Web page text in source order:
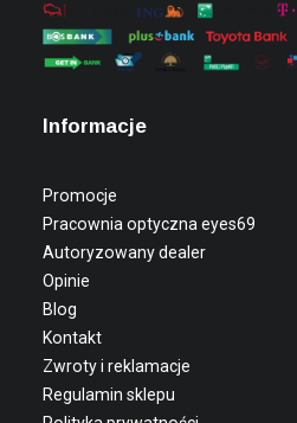
Informacje
Promocje
Pracownia optyczna eyes69
Autoryzowany dealer
Opinie
Blog
Kontakt
Zwroty i reklamacje
Regulamin sklepu